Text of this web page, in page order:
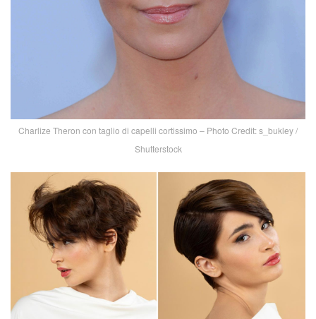
Charlize Theron con taglio di capelli cortissimo – Photo Credit: s_bukley /
Shutterstock